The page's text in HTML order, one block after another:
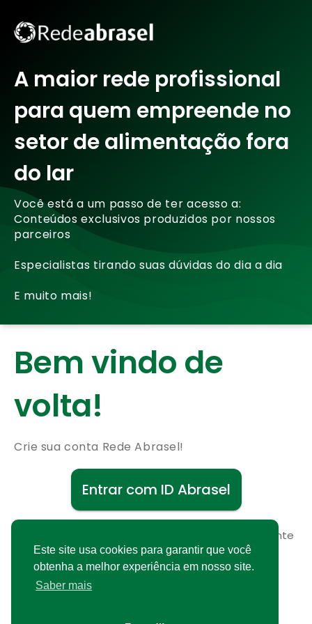
Este site usa cookies para garantir que você
obtenha a melhor experiência em nosso site.
Saber mais
A maior rede profissional
para quem empreende no
setor de alimentação fora
do lar
Você está a um passo de ter acesso a:
Conteúdos exclusivos produzidos por nossos
parceiros
Especialistas tirando suas dúvidas do dia a dia
E muito mais!
Bem vindo de
volta!
Crie sua conta Rede Abrasel!
Entrar com ID Abrasel
Cadastre-se gratuitamente